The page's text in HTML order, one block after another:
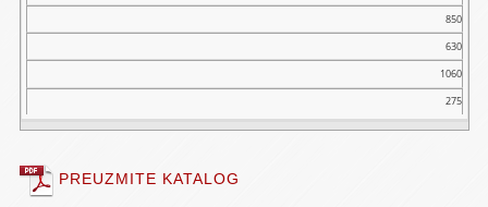
850
630
1060
275
PREUZMITE KATALOG